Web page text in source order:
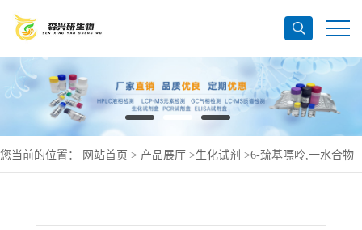
您当前的位置： 网站首页 > 产品展厅 >生化试剂 >6-巯基嘌呤,一水合物